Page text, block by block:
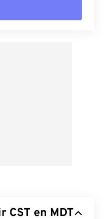
CST en MDT